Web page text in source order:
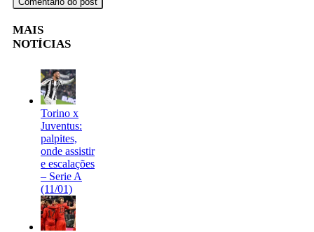
MAIS
NOTÍCIAS
Torino x
Juventus:
palpites,
onde assistir
e escalações
– Serie A
(11/01)